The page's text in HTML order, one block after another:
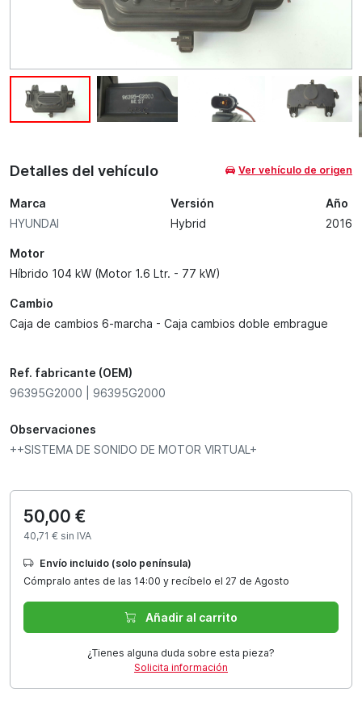
Detalles del vehículo Ver vehículo de origen
Marca
HYUNDAI
Versión
Hybrid
Año
2016
Motor
Híbrido 104 kW (Motor 1.6 Ltr. - 77 kW)
Cambio
Caja de cambios 6-marcha - Caja cambios doble embrague
Ref. fabricante (OEM)
96395G2000 | 96395G2000
Observaciones
++SISTEMA DE SONIDO DE MOTOR VIRTUAL+
50,00 €
40,71 € sin IVA
Envío incluido (solo península)
Cómpralo antes de las 14:00 y recíbelo el 27 de Agosto
Añadir al carrito
¿Tienes alguna duda sobre esta pieza?
Solicita información